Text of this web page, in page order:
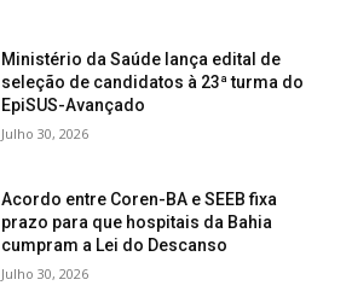
Ministério da Saúde lança edital de
seleção de candidatos à 23ª turma do
EpiSUS-Avançado
Julho 30, 2026
Acordo entre Coren-BA e SEEB fixa
prazo para que hospitais da Bahia
cumpram a Lei do Descanso
Julho 30, 2026